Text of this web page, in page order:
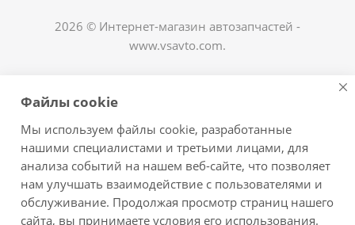
2026 © Интернет-магазин автозапчастей -
www.vsavto.com.
+7 (8482) 622-122 avtovs@yandex.ru
г. Тольятти, ул. Офицерская 14, ГСК "Пламя", 4
этаж, офис 476
Оставайтесь на связи
Файлы cookie
Мы используем файлы cookie, разработанные
нашими специалистами и третьими лицами, для
анализа событий на нашем веб-сайте, что позволяет
нам улучшать взаимодействие с пользователями и
обслуживание. Продолжая просмотр страниц нашего
сайта, вы принимаете условия его использования.